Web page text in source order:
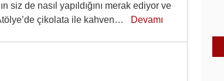
siz de nasıl yapıldığını merak ediyor ve
çikolata ile kahven…
Devamı